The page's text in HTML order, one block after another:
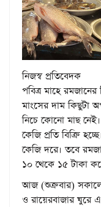
নিজস্ব প্রতিবেদক
পবিত্র মাহে
মাংসের দাম কিছুটা
নিচে কোনো মাছ
কেজি প্রতি বিক্রি
কেজি দরে। তবে
১০ থেকে ১৫ টাকা
আজ (শুক্রবার) সকালে
ও রায়েরবাজার ঘুরে